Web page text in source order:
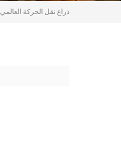
ذراع نقل الحركة العالمي